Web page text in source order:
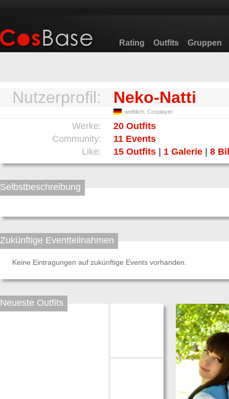
Rating Outfits Gruppen
Nutzerprofil: Neko-Natti
weiblich, Cosplayer
Werke:
20 Outfits
Community:
11 Events
Like:
15 Outfits 1 Galerie 8
Selbstbeschreibung
Zukünftige Eventteilnahmen
Keine Eintragungen auf zukünftige Events vorhanden.
Neueste Outfits